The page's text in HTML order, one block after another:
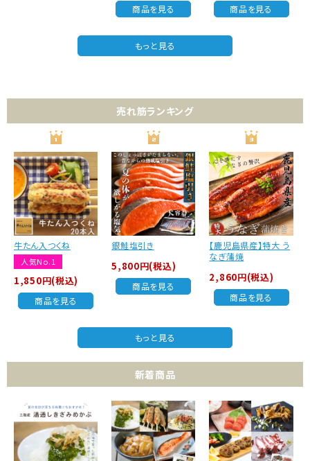
商品を見る 商品を見る
もっと見る
売れ筋ランキング
牛たん入つくね
人気No.1
1,850円(税込)
商品を見る
銀鮭塩引き
5,800円(税込)
商品を見る
【鹿児島県産】特大 う
なぎ蒲焼
2,860円(税込)
商品を見る
もっと見る
新着商品